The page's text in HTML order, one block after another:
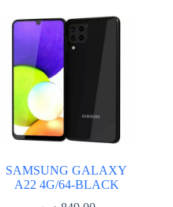
SAMSUNG GALAXY
A22 4G/64-BLACK